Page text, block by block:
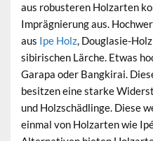
aus robusteren Holzarten
Imprägnierung aus.
aus Ipe Holz, Douglasie-
sibirischen Lärche. Etwas
Garapa oder Bangkirai.
besitzen eine starke
und Holzschädlinge. Diese
einmal von Holzarten wie